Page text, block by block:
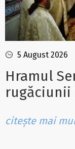
5 August 2026
Hramul
citește mai